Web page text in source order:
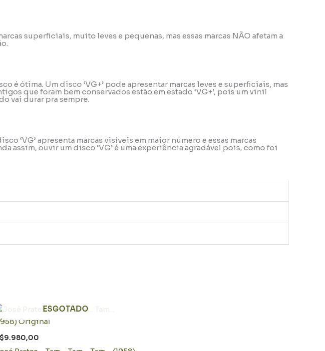
superficiais, muito leves e pequenas, mas essas marcas NÃO afetam a
é ótima. Um disco ‘VG+’ pode apresentar marcas leves e superficiais, mas
que foram bem conservados estão em estado ‘VG+’, pois um vinil
vai durar pra sempre.
‘VG’ apresenta marcas visíveis em maior número e essas marcas
assim, ouvir um disco ‘VG’ é uma experiência agradável pois, como foi
ESGOTADO
9.980,00